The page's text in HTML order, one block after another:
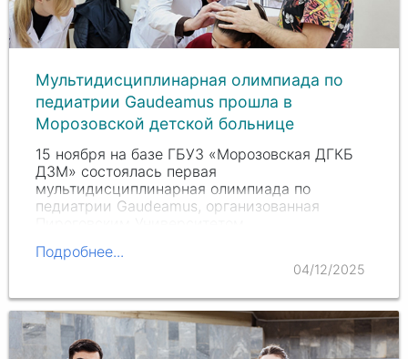
Мультидисциплинарная олимпиада по
педиатрии Gaudeamus прошла в
Морозовской детской больнице
15 ноября на базе ГБУЗ «Морозовская ДГКБ
ДЗМ» состоялась первая
мультидисциплинарная олимпиада по
педиатрии Gaudeamus, организованная
Подробнее...
04/12/2025